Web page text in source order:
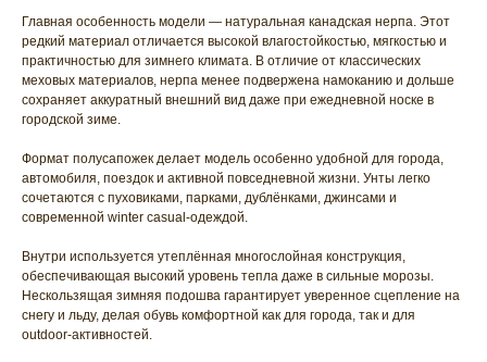
Главная особенность модели — натуральная канадская нерпа. Этот
редкий материал отличается высокой влагостойкостью, мягкостью и
практичностью для зимнего климата. В отличие от классических
меховых материалов, нерпа менее подвержена намоканию и дольше
сохраняет аккуратный внешний вид даже при ежедневной носке в
городской зиме.
Формат полусапожек делает модель особенно удобной для города,
автомобиля, поездок и активной повседневной жизни. Унты легко
сочетаются с пуховиками, парками, дублёнками, джинсами и
современной winter casual-одеждой.
Внутри используется утеплённая многослойная конструкция,
обеспечивающая высокий уровень тепла даже в сильные морозы.
Нескользящая зимняя подошва гарантирует уверенное сцепление на
снегу и льду, делая обувь комфортной как для города, так и для
outdoor-активностей.